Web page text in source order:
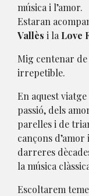
música i l’amor.
Estaran
Vallès i la Love
Mig centenar de
irrepetible.
En aquest
passió, dels
parelles i de
cançons
darreres
la música
Escoltarem